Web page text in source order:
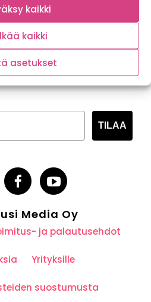
kaikki
kaikki
asetuksetuutiskirje
TILAA
Media Oy
ja palautusehdot
Yrityksille
suostumusta